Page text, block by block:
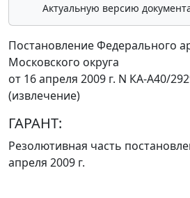
Актуальную версию
Постановление Федерального
Московского округа
от 16 апреля 2009 г. N КА-А40/
(извлечение)
ГАРАНТ:
Резолютивная часть
апреля 2009 г.